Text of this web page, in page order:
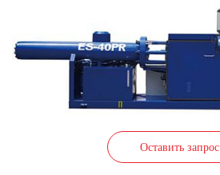
Оставить запрос